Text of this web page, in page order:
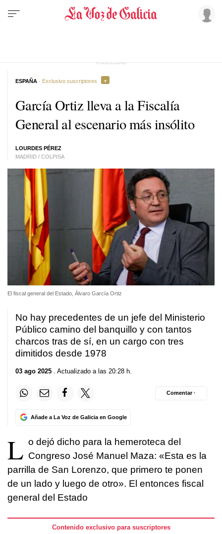
García Ortiz lleva a la Fiscalía
General al escenario más insólito
LOURDES PÉREZ
MADRID / COLPISA
ESPAÑA · Exclusivo suscriptores
El fiscal general del Estado, Álvaro García Ortiz
No hay precedentes de un jefe del Ministerio
Público camino del banquillo y con tantos
charcos tras de sí, en un cargo con tres
dimitidos desde 1978
03 ago 2025 . Actualizado a las 20:28 h.
Añade a La Voz de Galicia en Google
Comentar ·
L o dejó dicho para la hemeroteca del
Congreso José Manuel Maza: «Esta es la
parrilla de San Lorenzo, que primero te ponen
de un lado y luego de otro». El entonces fiscal
general del Estado
Contenido exclusivo para suscriptores